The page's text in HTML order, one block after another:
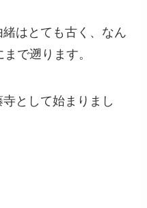
はとても古く、なん
で遡ります。
として始まりまし